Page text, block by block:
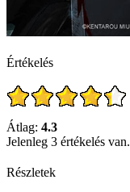
Értékelés
Átlag: 4.3
Jelenleg 3 értékelés van.
Részletek